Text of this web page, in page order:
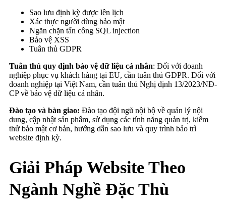
Sao lưu định kỳ được lên lịch
Xác thực người dùng bảo mật
Ngăn chặn tấn công SQL injection
Bảo vệ XSS
Tuân thủ GDPR
Tuân thủ quy định bảo vệ dữ liệu cá nhân: Đối với doanh
nghiệp phục vụ khách hàng tại EU, cần tuân thủ GDPR. Đối với
doanh nghiệp tại Việt Nam, cần tuân thủ Nghị định 13/2023/NĐ-
CP về bảo vệ dữ liệu cá nhân.
Đào tạo và bàn giao: Đào tạo đội ngũ nội bộ về quản lý nội
dung, cập nhật sản phẩm, sử dụng các tính năng quản trị, kiểm
thử bảo mật cơ bản, hướng dẫn sao lưu và quy trình bảo trì
website định kỳ.
Giải Pháp Website Theo
Ngành Nghề Đặc Thù